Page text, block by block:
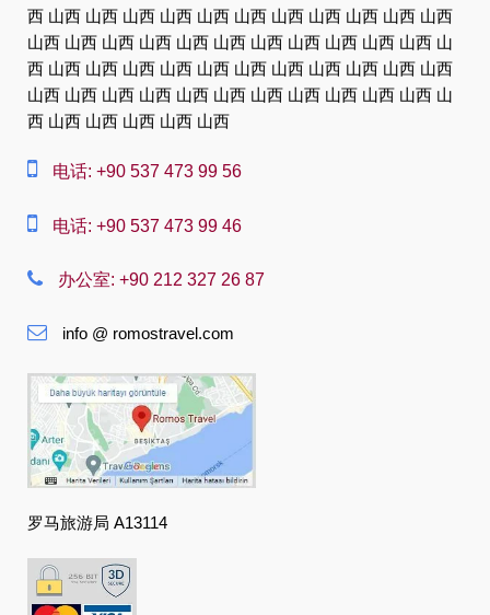
العربية
中文
Dansk
Suomi
Français
हिंदी
Magyar
Indonesia
Italiano
日本語
한국어
西 山西 山西 山西 山西 山西 山西 山西 山西 山西 山西 山西
山西 山西 山西 山西 山西 山西 山西 山西 山西 山西 山西 山
西 山西 山西 山西 山西 山西 山西 山西 山西 山西 山西 山西
山西 山西 山西 山西 山西 山西 山西 山西 山西 山西 山西 山
西 山西 山西 山西 山西 山西
电话: +90 537 473 99 56
电话: +90 537 473 99 46
办公室: +90 212 327 26 87
info @ romostravel.com
罗马旅游局 A13114